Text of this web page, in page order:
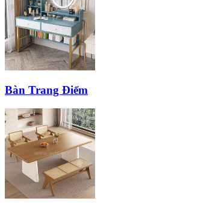
Bàn Trang Điểm